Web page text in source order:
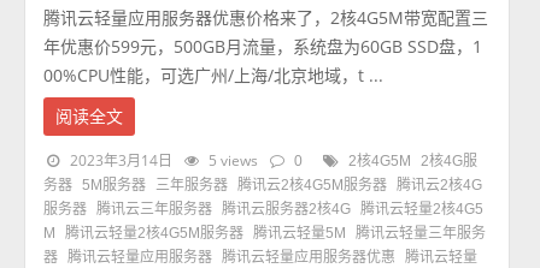
腾讯云轻量应用服务器优惠价格来了，2核4G5M带宽配置三
年优惠价599元，500GB月流量，系统盘为60GB SSD盘，1
00%CPU性能，可选广州/上海/北京地域，t ...
阅读全文
2023年3月14日 5 views 0 2核4G5M
2核4G服
务器 5M服务器 三年服务器 腾讯云2核4G5M服务器 腾讯云2核4G
服务器 腾讯云三年服务器 腾讯云服务器2核4G 腾讯云轻量2核4G5
M
腾讯云轻量2核4G5M服务器 腾讯云轻量5M
腾讯云轻量三年服务
器 腾讯云轻量应用服务器 腾讯云轻量应用服务器优惠
腾讯云轻量